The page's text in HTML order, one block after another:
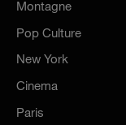
Montagne
Pop Culture
New York
Cinema
Paris